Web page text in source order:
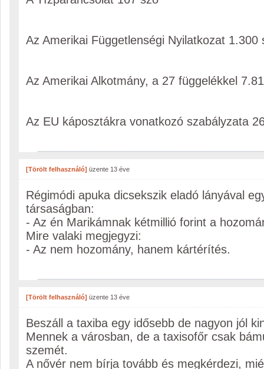
Az Amerikai Függetlenségi Nyilatkozat 1.300
Az Amerikai Alkotmány, a 27 függelékkel
Az EU káposztákra vonatkozó szabályzata
[Törölt felhasználó] üzente 13 éve
Régimódi apuka dicsekszik eladó lányával
társaságban:
- Az én Marikámnak kétmillió forint a
Mire valaki megjegyzi:
- Az nem hozomány, hanem kártérítés.
[Törölt felhasználó] üzente 13 éve
Beszáll a taxiba egy idősebb de nagyon jól
Mennek a városban, de a taxisofőr csak
szemét.
A nővér nem bírja tovább és megkérdezi,